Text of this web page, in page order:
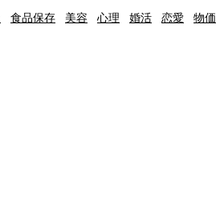
食品保存 美容 心理 婚活 恋愛 物価